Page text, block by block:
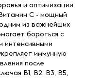
и оптимизации
С - мощный
из важнейших
бороться с
интенсивными
иммунную
после
B1, B2, B3, B5,